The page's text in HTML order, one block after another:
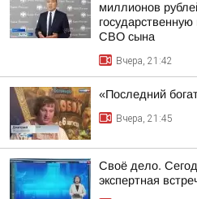
миллионов
СВО сына
Вчера, 21:42
«Последний
Вчера, 21:45
Своё дело.
экспертная